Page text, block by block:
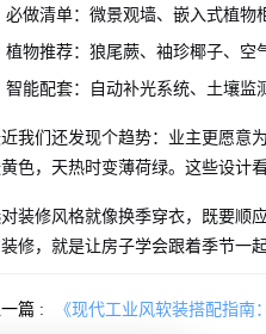
必做清单：微景观墙、嵌入式植物
植物推荐：狼尾蕨、袖珍椰子、空
智能配套：自动补光系统、土壤监
我们还发现个趋势：业主更愿
色，天热时变薄荷绿。这些设计
装修风格就像换季穿衣，既要顺
修，就是让房子学会跟着季节一起
一篇 : 《现代工业风软装搭配指南